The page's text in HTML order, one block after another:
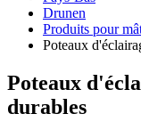
Drunen
Produits pour
Poteaux
Poteaux
durables